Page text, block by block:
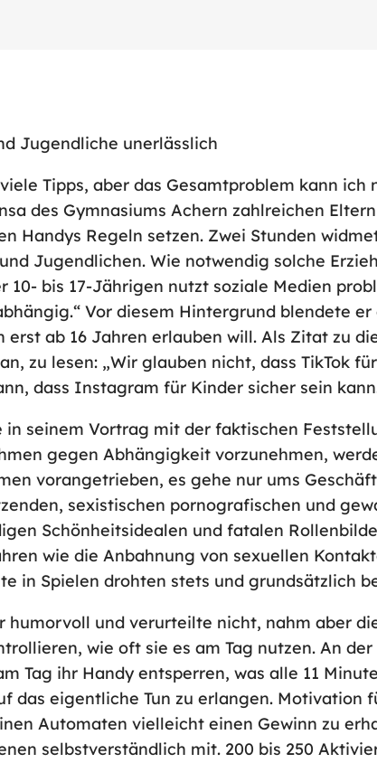
Jugendliche unerlässlich
Tipps, aber das Gesamtproblem kann
des Gymnasiums Achern zahlreichen
Handys Regeln setzen. Zwei Stunden
Jugendlichen. Wie notwendig solche
10- bis 17-Jährigen nutzt soziale Medien
Vor diesem Hintergrund blendete
ab 16 Jahren erlauben will. Als Zitat zu
zu lesen: „Wir glauben nicht, dass TikTok
dass Instagram für Kinder sicher sein
seinem Vortrag mit der faktischen
gegen Abhängigkeit vorzunehmen,
vorangetrieben, es gehe nur ums
sexistischen pornografischen und
Schönheitsidealen und fatalen
wie die Anbahnung von sexuellen
in Spielen drohten stets und grundsätzlich
humorvoll und verurteilte nicht, nahm aber
wie oft sie es am Tag nutzen. An
Tag ihr Handy entsperren, was alle 11
das eigentliche Tun zu erlangen. Motivation
Automaten vielleicht einen Gewinn zu
selbstverständlich mit. 200 bis 250